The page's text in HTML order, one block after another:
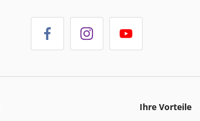
Ihre Vorteile